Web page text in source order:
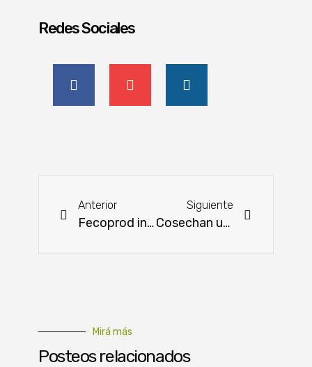
Redes Sociales
Anterior
Fecoprod invita a la Feria Regional “De mi chacra a tu casa”
Siguiente
Cosechan un arroz genéticamente modificado de mayor altura y rendimiento
Mirá más
Posteos relacionados